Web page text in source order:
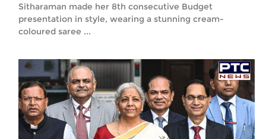
Sitharaman made her 8th consecutive Budget
presentation in style, wearing a stunning cream-
coloured saree ...